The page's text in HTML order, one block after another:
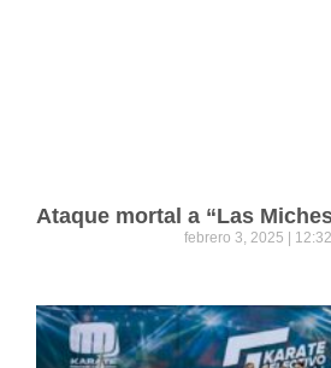
Ataque mortal a “Las
febrero 3, 2025